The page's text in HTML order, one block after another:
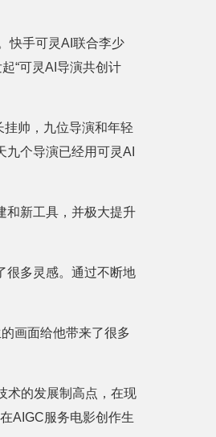
快手可灵AI联合李少
“可灵AI导演共创计
帅，九位导演和年轻
九个导演已经用可灵AI
和新工具，并极大提升
很多灵感。通过不断地
画面给他带来了很多
术的发展制高点，在现
AIGC服务电影创作生